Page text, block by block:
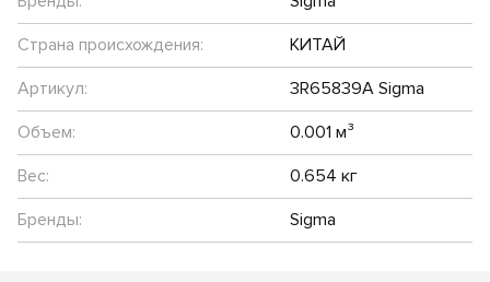
Страна происхождения:
КИТАЙ
Артикул:
3R65839A Sigma
Объем:
0.001 м³
Вес:
0.654 кг
Бренды:
Sigma